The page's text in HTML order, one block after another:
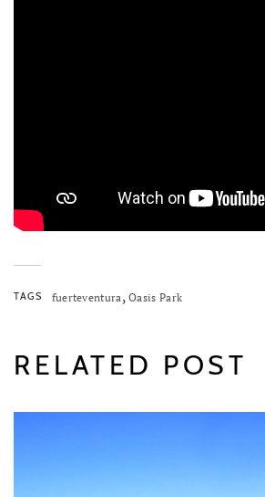
TAGS fuerteventura,Oasis Park
RELATED POST